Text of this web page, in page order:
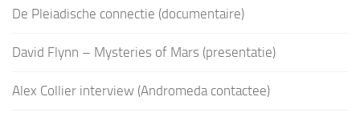
De Pleiadische connectie (documentaire)
David Flynn – Mysteries of Mars (presentatie)
Alex Collier interview (Andromeda contactee)